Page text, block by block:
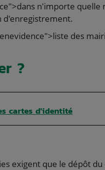
n'importe
d'enregistrement.
des
?
cartes d'identité
exigent que le dépôt du